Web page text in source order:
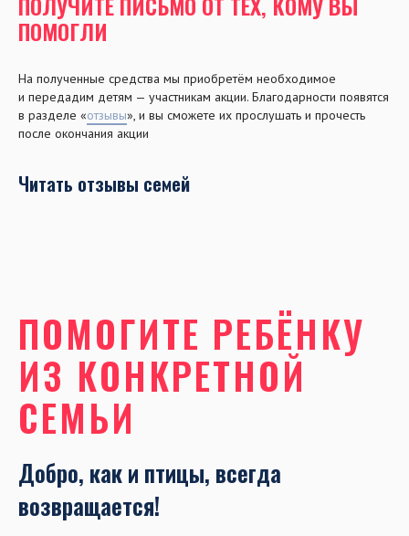
ПОМОГЛИ
На полученные средства мы приобретём необходимое
и передадим детям — участникам акции. Благодарности появятся
в разделе «отзывы», и вы сможете их прослушать и прочесть
после окончания акции
Читать отзывы семей
ПОМОГИТЕ РЕБЁНКУ
ИЗ КОНКРЕТНОЙ
СЕМЬИ
Добро, как и птицы, всегда
возвращается!